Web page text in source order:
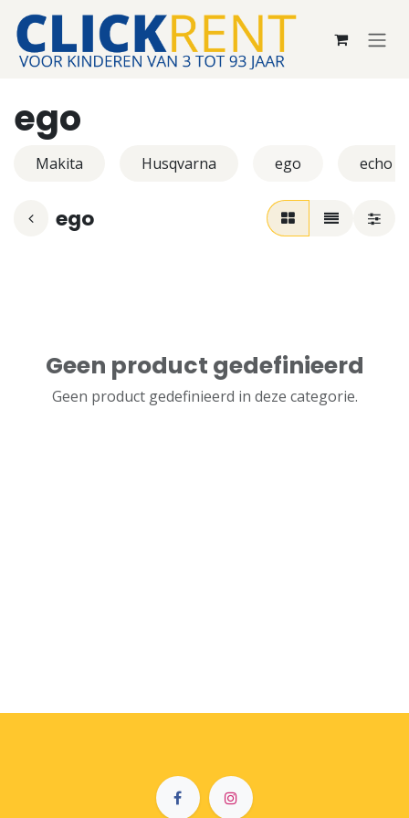
Overslaan naar inhoud
ego
Makita Husqvarna ego echo
ego
Geen product gedefinieerd
Geen product gedefinieerd in deze categorie.